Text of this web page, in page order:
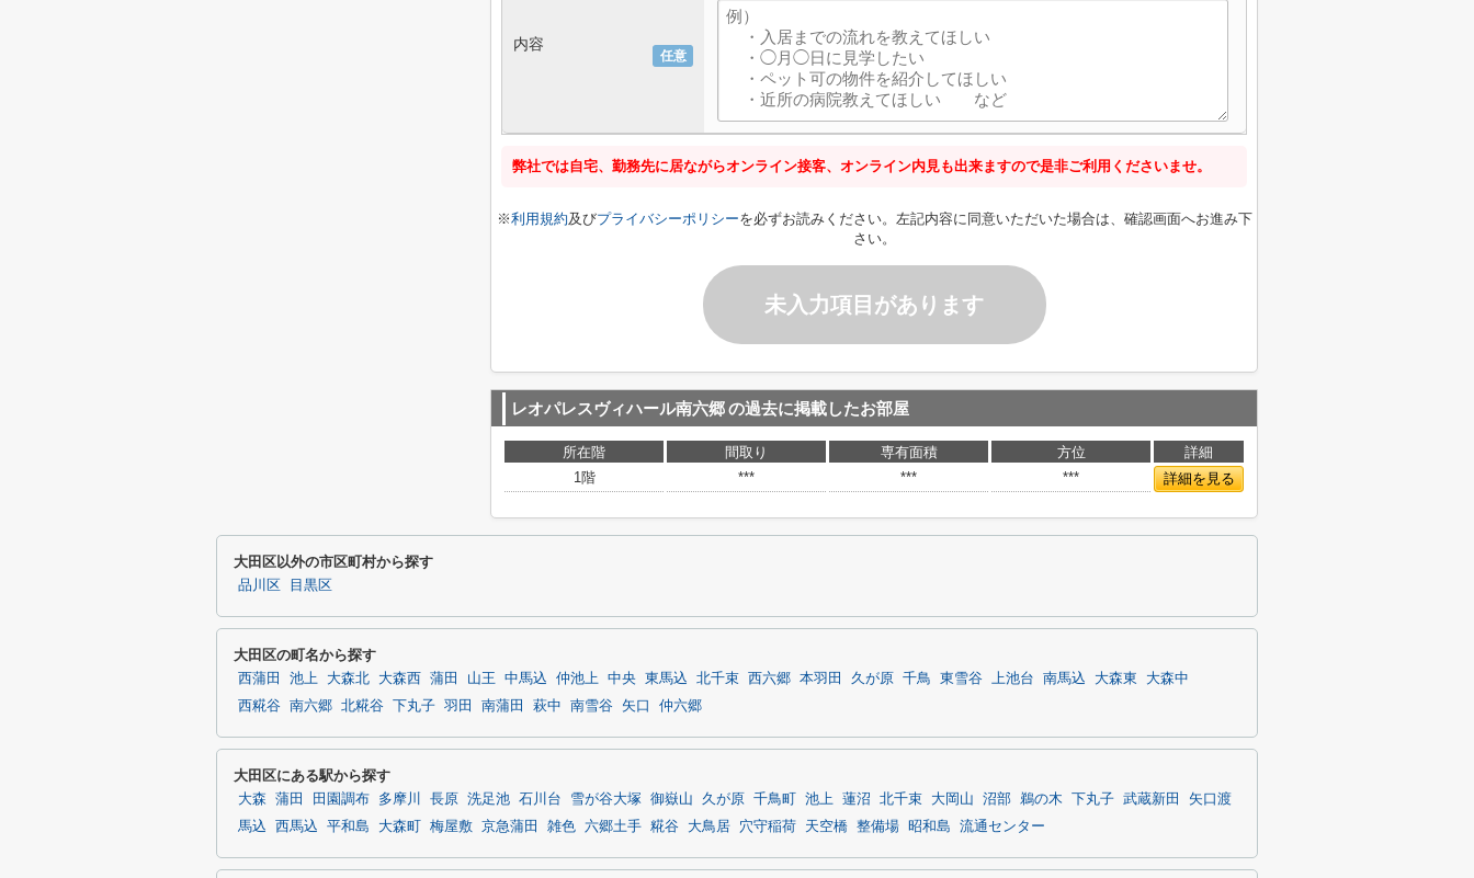
任意
内容
弊社では自宅、勤務先に居ながらオンライン接客、オンライン内見も出来ますので是非ご利用くださいませ。
※利用規約及びプライバシーポリシーを必ずお読みください。左記内容に同意いただいた場合は、確認画面へお進み下
さい。
未入力項目があります
レオパレスヴィハール南六郷の過去に掲載したお部屋
所在階 間取り 専有面積 方位
詳細
1階
*** *** *** 詳細を見る
大田区以外の市区町村から探す
品川区 目黒区
大田区の町名から探す
西蒲田 池上 大森北 大森西 蒲田 山王 中馬込 仲池上 中央 東馬込 北千束 西六郷 本羽田 久が原 千鳥 東雪谷 上池台 南馬込 大森東
大森中
西糀谷 南六郷 北糀谷 下丸子 羽田 南蒲田 萩中 南雪谷 矢口 仲六郷
大田区にある駅から探す
大森 蒲田 田園調布 多摩川 長原 洗足池 石川台 雪が谷大塚 御嶽山 久が原 千鳥町 池上 蓮沼 北千束 大岡山 沼部 鵜の木 下丸子 武蔵新田
矢口渡
馬込
西馬込 平和島 大森町 梅屋敷 京急蒲田 雑色 六郷土手 糀谷 大鳥居 穴守稲荷 天空橋 整備場 昭和島 流通センター